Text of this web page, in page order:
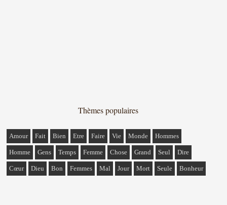
Thèmes populaires
Amour Fait Bien Etre Faire Vie Monde Hommes
Homme Gens Temps Femme Chose Grand Seul Dire
Cœur Dieu Bon Femmes Mal Jour Mort Seule Bonheur